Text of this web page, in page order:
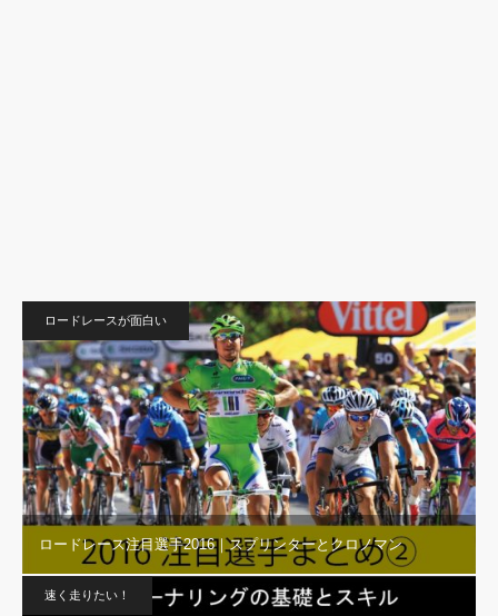
ロードレースが面白い
ロードレース注目選手2016｜スプリンターとクロノマン
速く走りたい！